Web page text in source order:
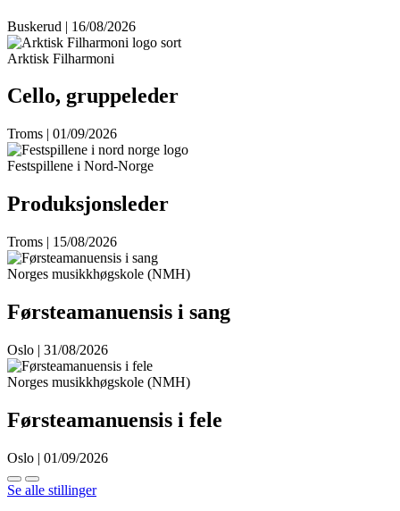
Buskerud | 16/08/2026
Arktisk Filharmoni
Cello, gruppeleder
Troms | 01/09/2026
Festspillene i Nord-Norge
Produksjonsleder
Troms | 15/08/2026
Norges musikkhøgskole (NMH)
Førsteamanuensis i sang
Oslo | 31/08/2026
Norges musikkhøgskole (NMH)
Førsteamanuensis i fele
Oslo | 01/09/2026
Se alle stillinger